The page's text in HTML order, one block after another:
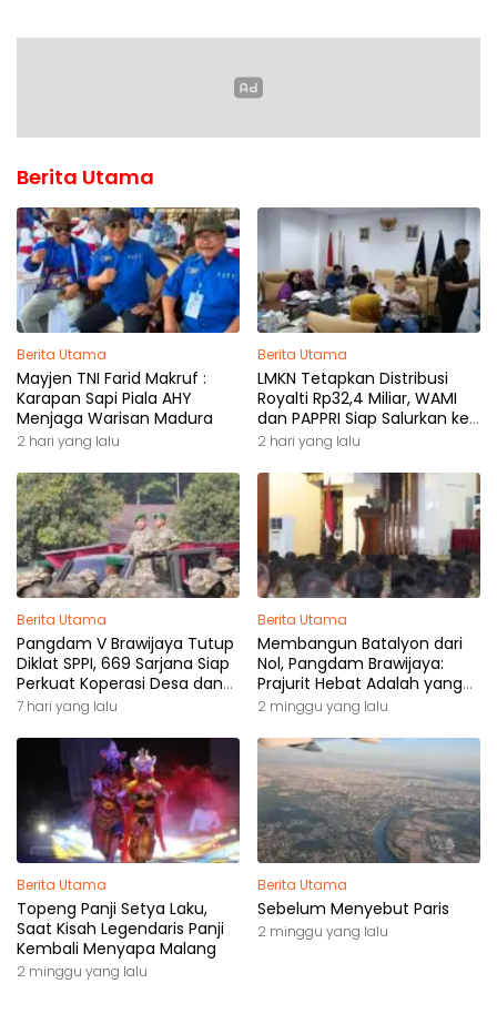
Berita Utama
Berita Utama
Mayjen TNI Farid Makruf :
Karapan Sapi Piala AHY
Menjaga Warisan Madura
2 hari yang lalu
Berita Utama
LMKN Tetapkan Distribusi
Royalti Rp32,4 Miliar, WAMI
dan PAPPRI Siap Salurkan ke
Pemilik Hak
2 hari yang lalu
Berita Utama
Pangdam V Brawijaya Tutup
Diklat SPPI, 669 Sarjana Siap
Perkuat Koperasi Desa dan
Kampung Nelayan
7 hari yang lalu
Berita Utama
Membangun Batalyon dari
Nol, Pangdam Brawijaya:
Prajurit Hebat Adalah yang
Dibutuhkan Rakyat
2 minggu yang lalu
Berita Utama
Topeng Panji Setya Laku,
Saat Kisah Legendaris Panji
Kembali Menyapa Malang
2 minggu yang lalu
Berita Utama
Sebelum Menyebut Paris
2 minggu yang lalu